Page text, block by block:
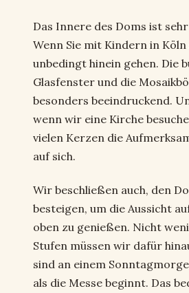
Das Innere des Doms ist
Wenn Sie mit Kindern in
unbedingt hinein gehen. Die
Glasfenster und die
besonders beeindruckend.
wenn wir eine Kirche
vielen Kerzen die
auf sich.
Wir beschließen auch, den
besteigen, um die Aussicht
oben zu genießen. Nicht
Stufen müssen wir dafür
sind an einem
als die Messe beginnt. Das